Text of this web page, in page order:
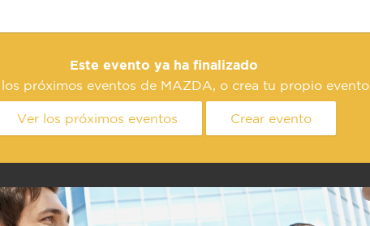
Este evento ya ha finalizado
los próximos eventos de MAZDA, o crea tu propio evento.
Ver los próximos eventos Crear evento